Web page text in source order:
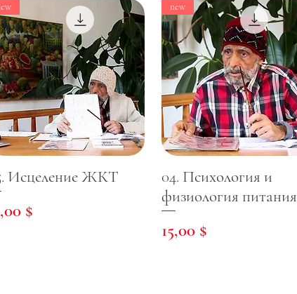
Исцеление ЖКТ
$
new
04. Психология и
физиология питания
Цена
15,00 $